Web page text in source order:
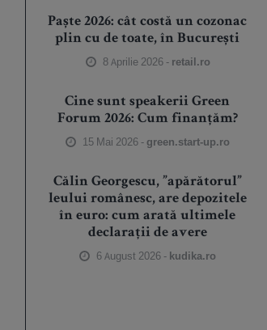
Paște 2026: cât costă un cozonac
plin cu de toate, în București
8 Aprilie 2026 - retail.ro
Cine sunt speakerii Green
Forum 2026: Cum finanțăm?
15 Mai 2026 - green.start-up.ro
Călin Georgescu, ”apărătorul”
leului românesc, are depozitele
în euro: cum arată ultimele
declarații de avere
6 August 2026 - kudika.ro